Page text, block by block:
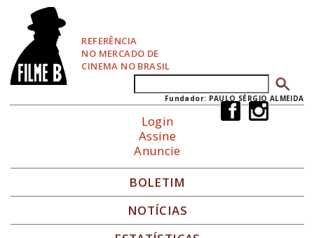
REFERÊNCIA
NO MERCADO DE
CINEMA NO BRASIL
Formulário de busca
Fundador: PAULO SÉRGIO ALMEIDA
Login
Assine
Anuncie
BOLETIM
NOTÍCIAS